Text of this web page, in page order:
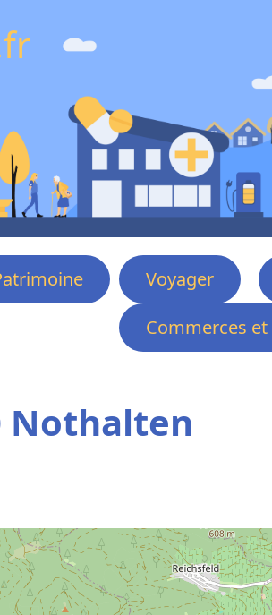
Voyager
Commerces et
Nothalten